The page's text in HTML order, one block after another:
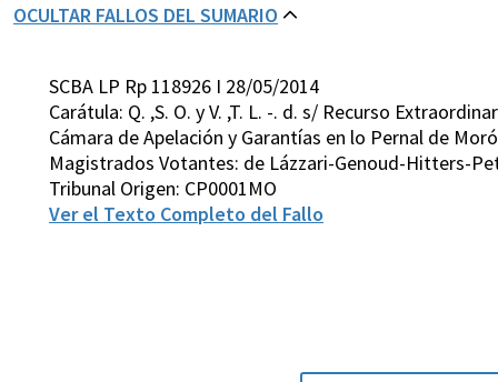
OCULTAR FALLOS DEL SUMARIO
SCBA LP Rp 118926 I 28/05/2014
Carátula: Q. ,S. O. y V. ,T. L. -. d. s/ Recurso
Cámara de Apelación y Garantías en lo Pernal de
Magistrados Votantes: de Lázzari-Genoud-Hitters-
Tribunal Origen: CP0001MO
Ver el Texto Completo del Fallo